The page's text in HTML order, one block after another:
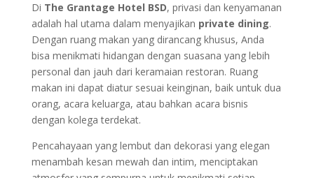
Di The Grantage Hotel BSD, privasi dan kenyamanan
adalah hal utama dalam menyajikan private dining.
Dengan ruang makan yang dirancang khusus, Anda
bisa menikmati hidangan dengan suasana yang lebih
personal dan jauh dari keramaian restoran. Ruang
makan ini dapat diatur sesuai keinginan, baik untuk dua
orang, acara keluarga, atau bahkan acara bisnis
dengan kolega terdekat.
Pencahayaan yang lembut dan dekorasi yang elegan
menambah kesan mewah dan intim, menciptakan